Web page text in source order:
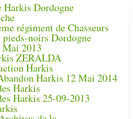
Harkis Dordogne
régiment de Chasseurs
noirs Dordogne
2013
ZERALDA
Harkis
Harkis 12 Mai 2014
Harkis
Harkis 25-09-2013